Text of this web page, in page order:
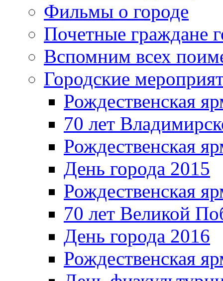
Фильмы о городе
Почетные граждане
Вспомним всех
Городские
Рождественская
70 лет
Рождественская
День города 2015
Рождественская
70 лет Великой
День города 2016
Рождественская